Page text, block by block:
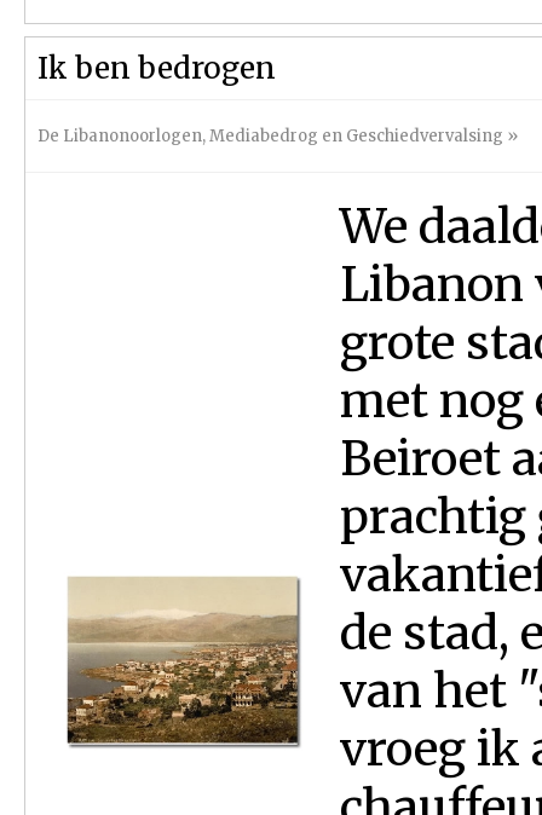
Ik ben bedrogen
De Libanonoorlogen,Mediabedrog en Geschiedvervalsing »
We
Libanon
grote
met nog
Beiroet
prachtig
de stad,
van het
vroeg ik